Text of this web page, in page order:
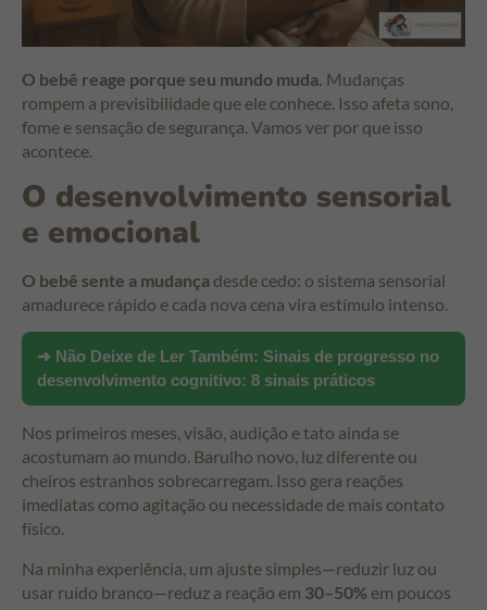
O bebê reage porque seu mundo muda. Mudanças
rompem a previsibilidade que ele conhece. Isso afeta sono,
fome e sensação de segurança. Vamos ver por que isso
acontece.
O desenvolvimento sensorial
e emocional
O bebê sente a mudança desde cedo: o sistema sensorial
amadurece rápido e cada nova cena vira estímulo intenso.
➜ Não Deixe de Ler Também: Sinais de progresso no
desenvolvimento cognitivo: 8 sinais práticos
Nos primeiros meses, visão, audição e tato ainda se
acostumam ao mundo. Barulho novo, luz diferente ou
cheiros estranhos sobrecarregam. Isso gera reações
imediatas como agitação ou necessidade de mais contato
físico.
Na minha experiência, um ajuste simples—reduzir luz ou
usar ruído branco—reduz a reação em 30–50% em poucos